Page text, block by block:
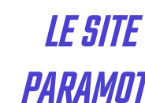
LE